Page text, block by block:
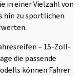
in einer Vielzahl von
hin zu sportlichen
– 15-Zoll-
die passende
können Fahrer